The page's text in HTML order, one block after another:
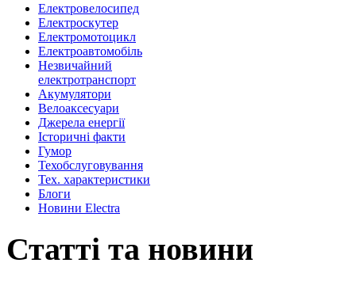
Eлектровелосипед
Eлектроскутер
Електромотоцикл
Електроавтомобіль
Незвичайний
електротранспорт
Акумулятори
Велоаксеcуари
Джерела енергії
Історичні факти
Гумор
Техобслуговування
Тех. характеристики
Блоги
Новини Electra
Статті та новини